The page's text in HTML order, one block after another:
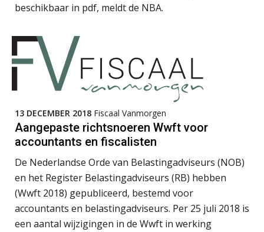
beschikbaar in pdf, meldt de NBA.
13 DECEMBER 2018 Fiscaal Vanmorgen
Aangepaste richtsnoeren Wwft voor
accountants en fiscalisten
De Nederlandse Orde van Belastingadviseurs (NOB)
en het Register Belastingadviseurs (RB) hebben
(Wwft 2018) gepubliceerd, bestemd voor
accountants en belastingadviseurs. Per 25 juli 2018 is
een aantal wijzigingen in de Wwft in werking
Daan van Antwerpen
Bob de Koning